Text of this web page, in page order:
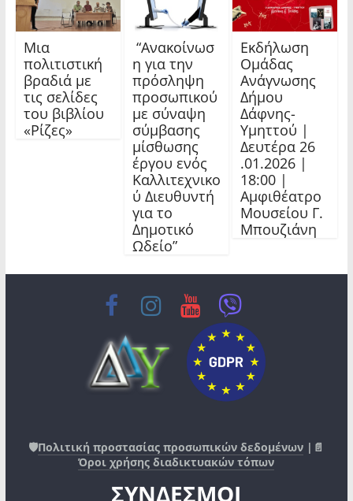
Μια
πολιτιστική
βραδιά με
τις σελίδες
του βιβλίου
«Ρίζες»
“Ανακοίνωσ
η για την
πρόσληψη
προσωπικού
με σύναψη
σύμβασης
μίσθωσης
έργου ενός
Καλλιτεχνικο
ύ Διευθυντή
για το
Δημοτικό
Ωδείο”
Εκδήλωση
Ομάδας
Ανάγνωσης
Δήμου
Δάφνης-
Υμηττού |
Δευτέρα 26
.01.2026 |
18:00 |
Αμφιθέατρο
Μουσείου Γ.
Μπουζιάνη
🛡️Πολιτική προστασίας προσωπικών δεδομένων |📄
Όροι χρήσης διαδικτυακών τόπων
ΣΥΝΔΕΣΜΟΙ